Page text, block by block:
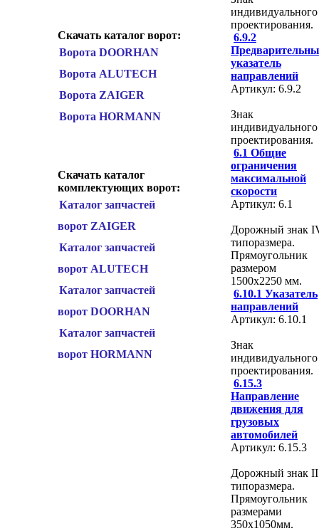
Скачать каталог ворот:
Ворота DOORHAN
Ворота ALUTECH
Ворота ZAIGER
Ворота HORMANN
Скачать каталог
комплектующих ворот:
Каталог запчастей
ворот ZAIGER
Каталог запчастей
ворот ALUTECH
Каталог запчастей
ворот DOORHAN
Каталог запчастей
ворот HORMANN
индивидуального
проектирования.
6.9.2
указатель
направлений
Артикул: 6.9.2
Знак
индивидуального
проектирования.
6.1 Общие
ограничения
максимальной
скорости
Артикул: 6.1
Дорожный знак
типоразмера.
Прямоугольник
размером
1500х2250 мм.
6.10.1 Указатель
направлений
Артикул: 6.10.1
Знак
индивидуального
проектирования.
6.15.3
Направление
движения для
грузовых
автомобилей
Артикул: 6.15.3
Дорожный знак II
типоразмера.
Прямоугольник
размерами
350х1050мм.